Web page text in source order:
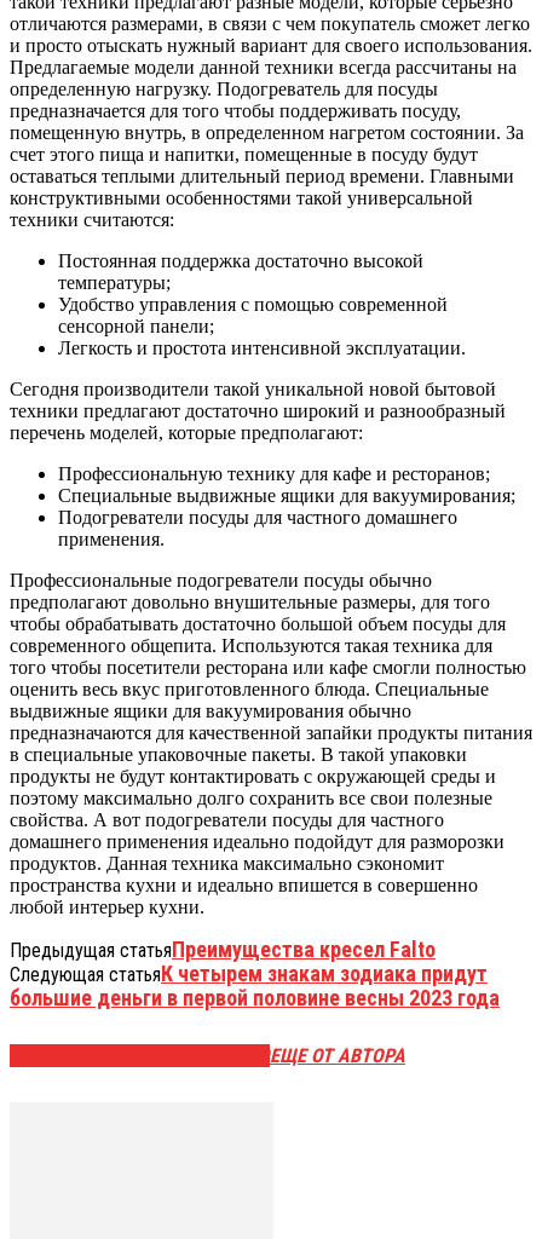
отличаются размерами, в связи с чем покупатель сможет легко
и просто отыскать нужный вариант для своего использования.
Предлагаемые модели данной техники всегда рассчитаны на
определенную нагрузку. Подогреватель для посуды
предназначается для того чтобы поддерживать посуду,
помещенную внутрь, в определенном нагретом состоянии. За
счет этого пища и напитки, помещенные в посуду будут
оставаться теплыми длительный период времени. Главными
конструктивными особенностями такой универсальной
техники считаются:
Постоянная поддержка достаточно высокой
температуры;
Удобство управления с помощью современной
сенсорной панели;
Легкость и простота интенсивной эксплуатации.
Сегодня производители такой уникальной новой бытовой
техники предлагают достаточно широкий и разнообразный
перечень моделей, которые предполагают:
Профессиональную технику для кафе и ресторанов;
Специальные выдвижные ящики для вакуумирования;
Подогреватели посуды для частного домашнего
применения.
Профессиональные подогреватели посуды обычно
предполагают довольно внушительные размеры, для того
чтобы обрабатывать достаточно большой объем посуды для
современного общепита. Используются такая техника для
того чтобы посетители ресторана или кафе смогли полностью
оценить весь вкус приготовленного блюда. Специальные
выдвижные ящики для вакуумирования обычно
предназначаются для качественной запайки продукты питания
в специальные упаковочные пакеты. В такой упаковки
продукты не будут контактировать с окружающей среды и
поэтому максимально долго сохранить все свои полезные
свойства. А вот подогреватели посуды для частного
домашнего применения идеально подойдут для разморозки
продуктов. Данная техника максимально сэкономит
пространства кухни и идеально впишется в совершенно
любой интерьер кухни.
Предыдущая статьяПреимущества кресел Falto
Следующая статьяК четырем знакам зодиака придут
большие деньги в первой половине весны 2023 года
ЕЩЕ ОТ АВТОРА